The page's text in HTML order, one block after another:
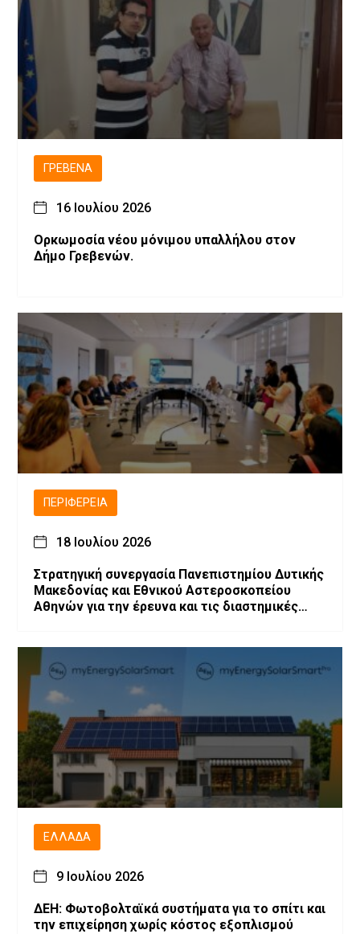
ΓΡΕΒΕΝΆ
16 Ιουλίου 2026
Ορκωμοσία νέου μόνιμου υπαλλήλου στον
Δήμο Γρεβενών.
ΠΕΡΙΦΈΡΕΙΑ
18 Ιουλίου 2026
Στρατηγική συνεργασία Πανεπιστημίου Δυτικής
Μακεδονίας και Εθνικού Αστεροσκοπείου
Αθηνών για την έρευνα και τις διαστημικές
ΕΛΛΆΔΑ
9 Ιουλίου 2026
ΔΕΗ: Φωτοβολταϊκά συστήματα για το σπίτι και
την επιχείρηση χωρίς κόστος εξοπλισμού